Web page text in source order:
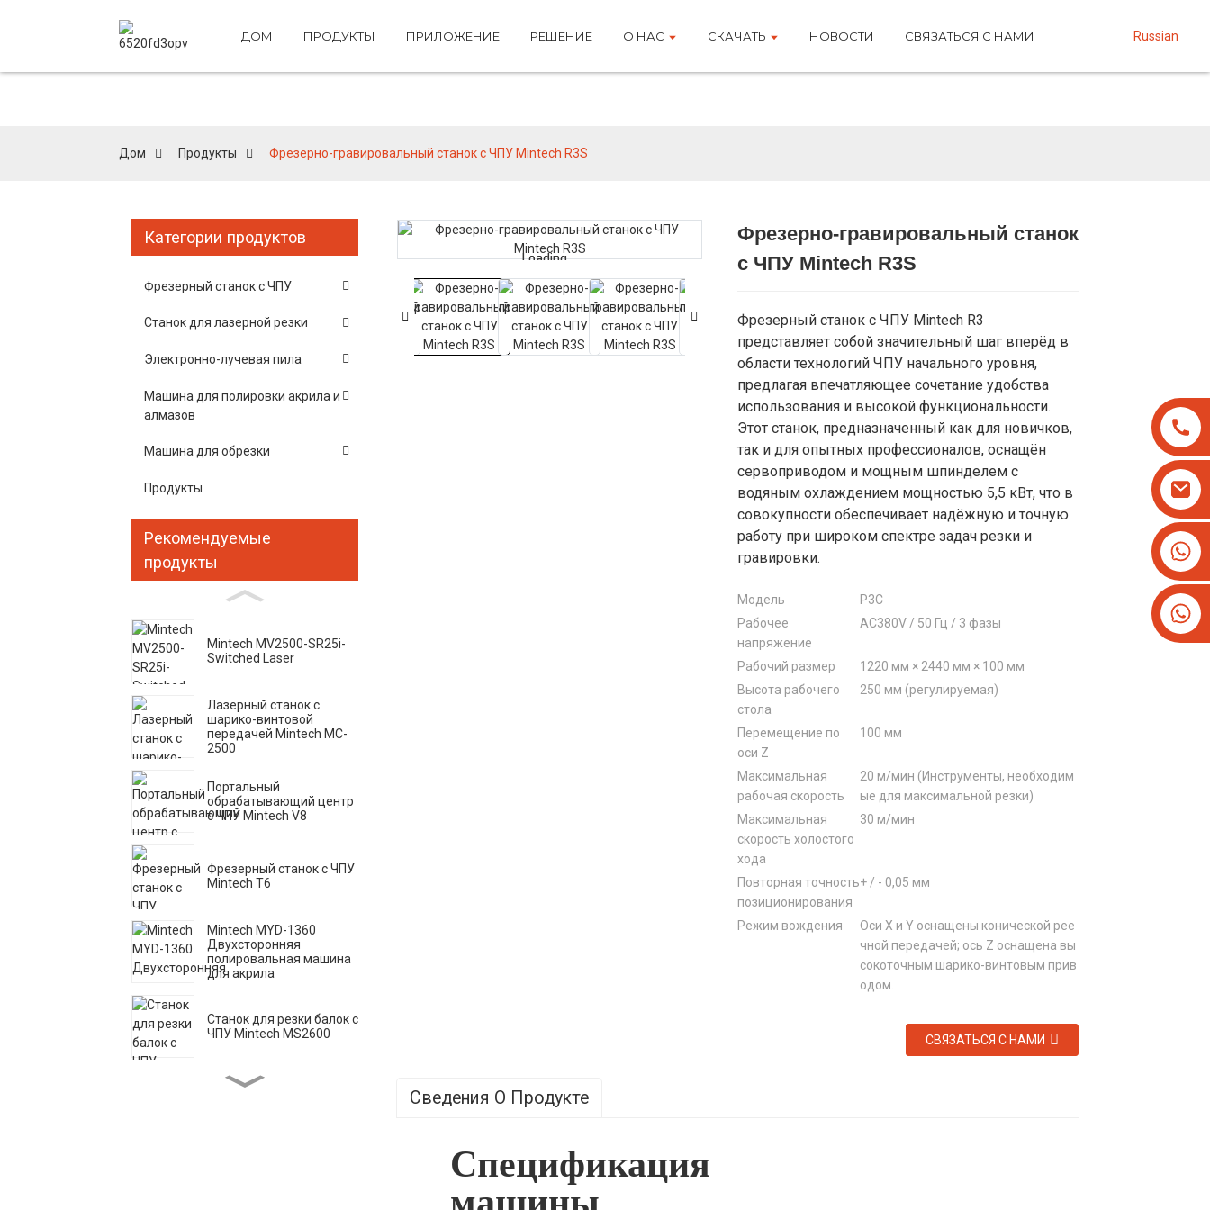
ДОМ ПРОДУКТЫ ПРИЛОЖЕНИЕ РЕШЕНИЕ О НАС СКАЧАТЬ НОВОСТИ СВЯЗАТЬСЯ С НАМИ Russian
+8613825779334
Продукты
Дом Продукты Фрезерно-гравировальный станок с ЧПУ Mintech R3S
Категории продуктов
Фрезерный станок с ЧПУ
Станок для лазерной резки
Электронно-лучевая пила
Машина для полировки акрила и
алмазов
Машина для обрезки
Продукты
Рекомендуемые
продукты
Mintech MV2500-SR25i-
Switched Laser
Лазерный станок с
шарико-винтовой
передачей Mintech MC-
2500
Портальный
обрабатывающий центр
с ЧПУ Mintech V8
Фрезерный станок с ЧПУ
Mintech T6
Mintech MYD-1360
Двухсторонняя
полировальная машина
для акрила
Станок для резки балок с
ЧПУ Mintech MS2600
Loading...
Loading... Loading...
Loading... Loading...
Loading...
Фрезерно-гравировальный станок
с ЧПУ Mintech R3S
Фрезерный станок с ЧПУ Mintech R3
представляет собой значительный шаг вперёд в
области технологий ЧПУ начального уровня,
предлагая впечатляющее сочетание удобства
использования и высокой функциональности.
Этот станок, предназначенный как для новичков,
так и для опытных профессионалов, оснащён
сервоприводом и мощным шпинделем с
водяным охлаждением мощностью 5,5 кВт, что в
совокупности обеспечивает надёжную и точную
работу при широком спектре задач резки и
гравировки.
Модель
Р3С
Рабочее
напряжение
AC380V / 50 Гц / 3 фазы
Рабочий размер
1220 мм × 2440 мм × 100 мм
Высота рабочего
стола
250 мм (регулируемая)
Перемещение по
оси Z
100 мм
Максимальная
рабочая скорость
20 м/мин (Инструменты, необходим
ые для максимальной резки)
Максимальная
скорость холостого
хода
30 м/мин
Повторная точность
позиционирования
+ / - 0,05 мм
Режим вождения
Оси X и Y оснащены конической рее
чной передачей; ось Z оснащена вы
сокоточным шарико-винтовым прив
одом.
СВЯЗАТЬСЯ С НАМИ
Сведения О Продукте
Спецификация